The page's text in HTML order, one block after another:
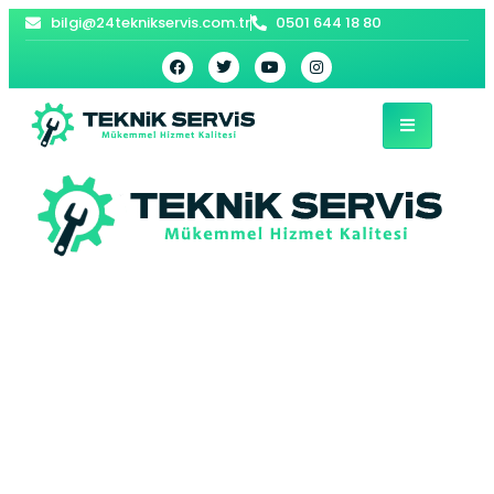
bilgi@24teknikservis.com.tr 0501 644 18 80